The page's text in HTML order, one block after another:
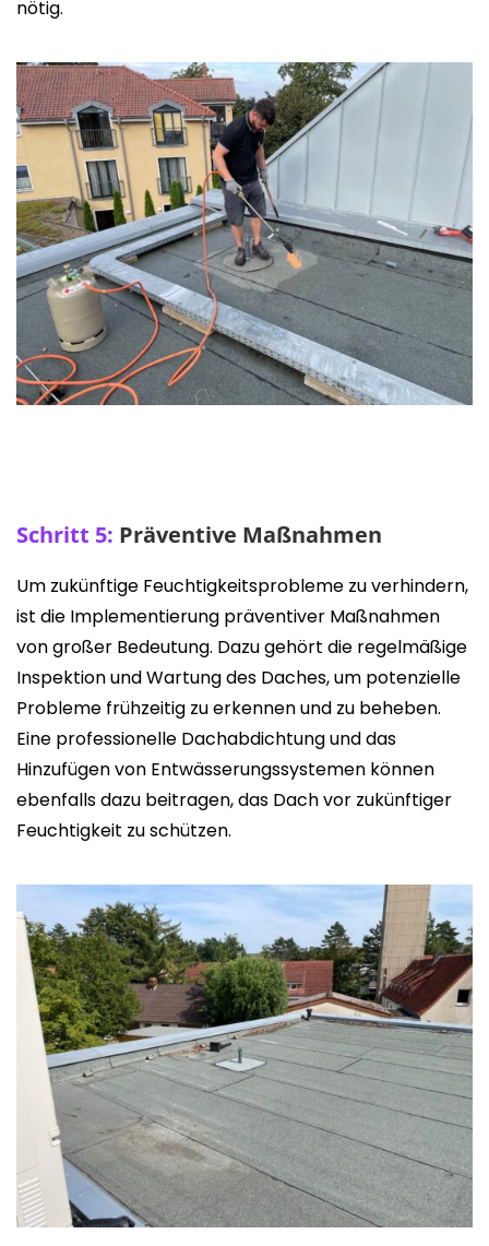
nötig.
Schritt 5: Präventive Maßnahmen
Um zukünftige Feuchtigkeitsprobleme zu verhindern,
ist die Implementierung präventiver Maßnahmen
von großer Bedeutung. Dazu gehört die regelmäßige
Inspektion und Wartung des Daches, um potenzielle
Probleme frühzeitig zu erkennen und zu beheben.
Eine professionelle Dachabdichtung und das
Hinzufügen von Entwässerungssystemen können
ebenfalls dazu beitragen, das Dach vor zukünftiger
Feuchtigkeit zu schützen.